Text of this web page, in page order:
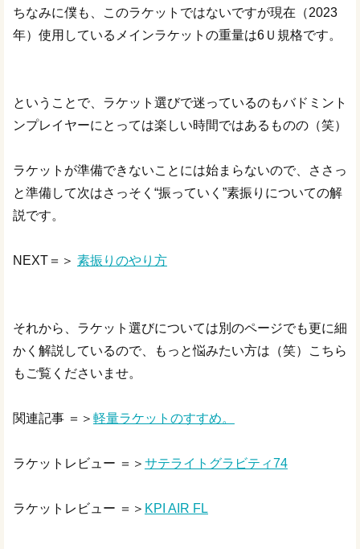
ちなみに僕も、このラケットではないですが現在（2023
年）使用しているメインラケットの重量は6Ｕ規格です。
ということで、ラケット選びで迷っているのもバドミント
ンプレイヤーにとっては楽しい時間ではあるものの（笑）
ラケットが準備できないことには始まらないので、ささっ
と準備して次はさっそく“振っていく”素振りについての解
説です。
NEXT＝＞ 素振りのやり方
それから、ラケット選びについては別のページでも更に細
かく解説しているので、もっと悩みたい方は（笑）こちら
もご覧くださいませ。
関連記事 ＝＞ 軽量ラケットのすすめ。
ラケットレビュー ＝＞ サテライトグラビティ74
ラケットレビュー ＝＞ KPI AIR FL